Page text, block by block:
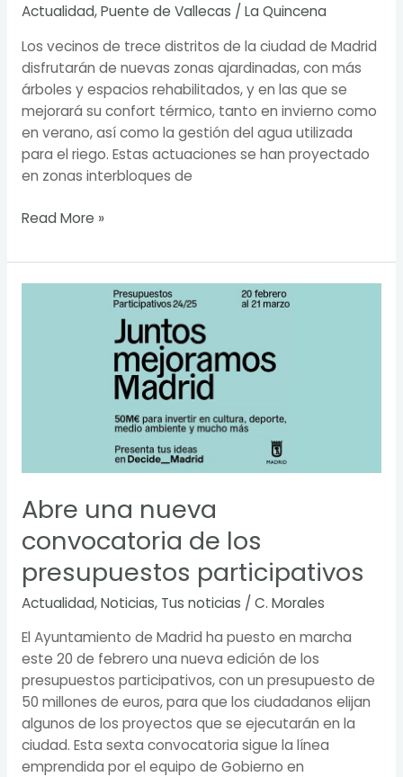
Actualidad,Puente de Vallecas / La Quincena
Los vecinos de trece distritos de la ciudad de Madrid
disfrutarán de nuevas zonas ajardinadas, con más
árboles y espacios rehabilitados, y en las que se
mejorará su confort térmico, tanto en invierno como
en verano, así como la gestión del agua utilizada
para el riego. Estas actuaciones se han proyectado
en zonas interbloques de
Read More »
Abre una nueva
convocatoria de los
presupuestos participativos
Actualidad,Noticias, Tus noticias / C. Morales
El Ayuntamiento de Madrid ha puesto en marcha
este 20 de febrero una nueva edición de los
presupuestos participativos, con un presupuesto de
50 millones de euros, para que los ciudadanos elijan
algunos de los proyectos que se ejecutarán en la
ciudad. Esta sexta convocatoria sigue la línea
emprendida por el equipo de Gobierno en